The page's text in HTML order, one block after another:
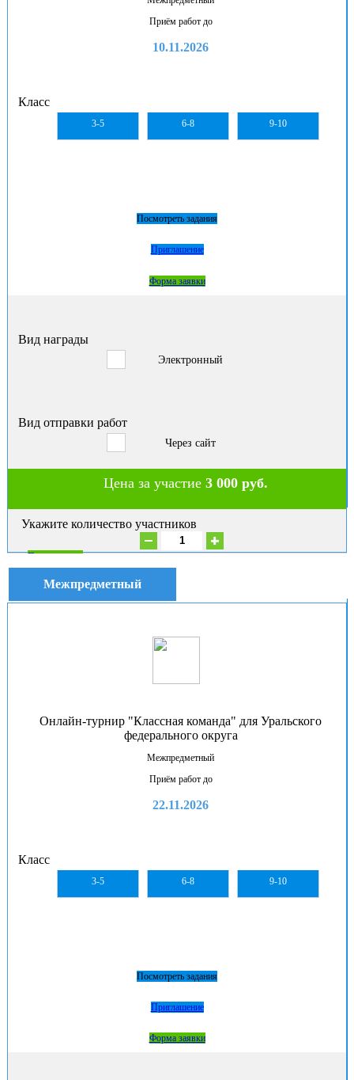
Приём работ до
10.11.2026
Класс
3-5 6-8 9-10
Посмотреть задания
Приглашение
Форма заявки
Вид награды
Электронный
Вид отправки работ
Через сайт
Цена за участие3 000 руб.
Укажите количество участников
В корзину
Межпредметный
Онлайн-турнир "Классная команда" для Уральского
федерального округа
Межпредметный
Приём работ до
22.11.2026
Класс
3-5 6-8 9-10
Посмотреть задания
Приглашение
Форма заявки